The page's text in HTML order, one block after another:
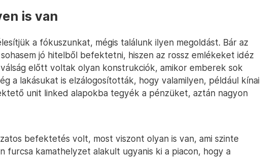
is van
a fókuszunkat, mégis találunk ilyen megoldást. Bár az
jó hitelből befektetni, hiszen az rossz emlékeket idéz
előtt voltak olyan konstrukciók, amikor emberek sok
a lakásukat is elzálogosították, hogy valamilyen, például kínai
unit linked alapokba tegyék a pénzüket, aztán nagyon
befektetés volt, most viszont olyan is van, ami szinte
furcsa kamathelyzet alakult ugyanis ki a piacon, hogy a